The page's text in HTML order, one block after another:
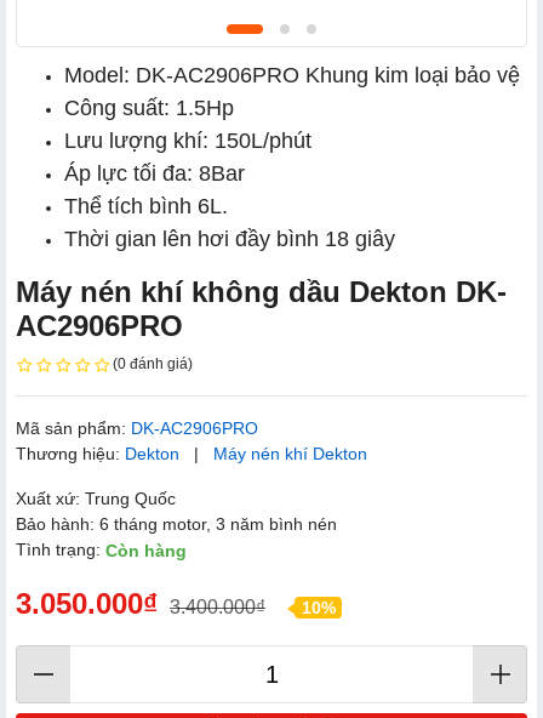
Model: DK-AC2906PRO Khung kim loại bảo vệ
Công suất: 1.5Hp
Lưu lượng khí: 150L/phút
Áp lực tối đa: 8Bar
Thể tích bình 6L.
Thời gian lên hơi đầy bình 18 giây
Máy nén khí không dầu Dekton DK-
AC2906PRO
(0 đánh giá)
Mã sản phẩm: DK-AC2906PRO
Thương hiệu: Dekton | Máy nén khí Dekton
Xuất xứ: Trung Quốc
Bảo hành: 6 tháng motor, 3 năm bình nén
Tình trạng: Còn hàng
3.050.000₫ 3.400.000₫ 10%